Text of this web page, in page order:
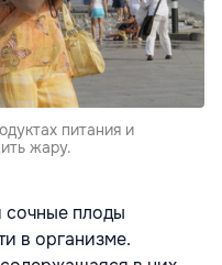
питания и
жару.
сочные плоды
в организме.